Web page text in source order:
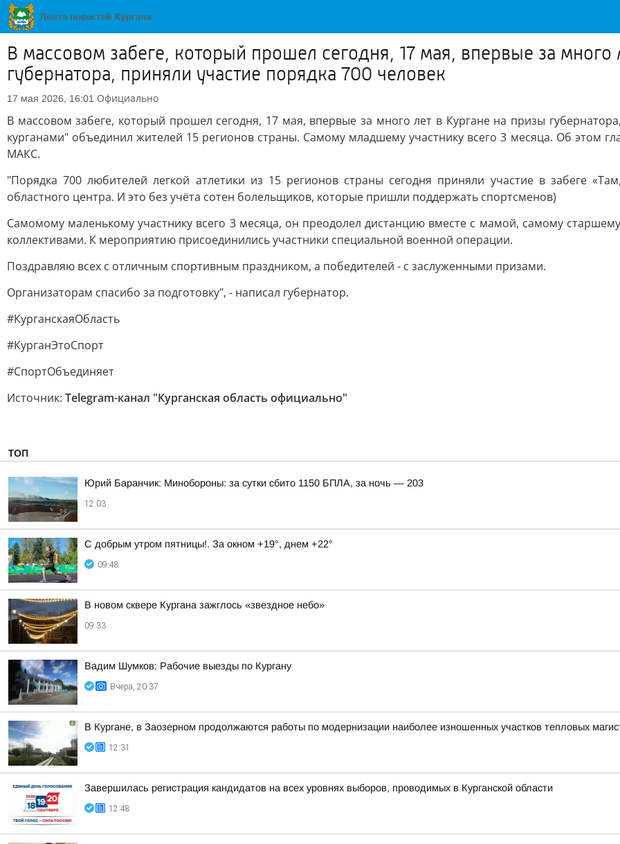
В массовом забеге, который прошел сегодня, 17 мая, впервые за много
губернатора, приняли участие порядка 700 человек
17 мая 2026, 16:01 Официально
В массовом забеге, который прошел сегодня, 17 мая, впервые за много лет в Кургане на призы
курганами" объединил жителей 15 регионов страны. Самому младшему участнику всего 3 месяца. Об этом
МАКС.
"Порядка 700 любителей легкой атлетики из 15 регионов страны сегодня приняли участие в забеге
областного центра. И это без учёта сотен болельщиков, которые пришли поддержать спортсменов)
Самомому маленькому участнику всего 3 месяца, он преодолел дистанцию вместе с мамой, самому
коллективами. К мероприятию присоединились участники специальной военной операции.
Поздравляю всех с отличным спортивным праздником, а победителей - с заслуженными призами.
Организаторам спасибо за подготовку", - написал губернатор.
#КурганскаяОбласть
#КурганЭтоСпорт
#СпортОбъединяет
Источник: Telegram-канал "Курганская область официально"
ТОП
Юрий Баранчик: Минобороны: за сутки сбито 1150 БПЛА, за ночь — 203
12:03
С добрым утром пятницы!. За окном +19°, днем +22°
09:48
В новом сквере Кургана зажглось «звездное небо»
09:33
Вадим Шумков: Рабочие выезды по Кургану
Вчера, 20:37
В Кургане, в Заозерном продолжаются работы по модернизации наиболее изношенных участков тепловых
12:31
Завершилась регистрация кандидатов на всех уровнях выборов, проводимых в Курганской области
12:48